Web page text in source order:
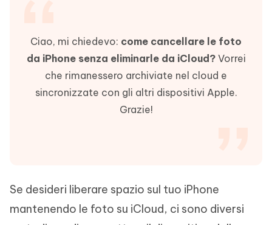
Ciao, mi chiedevo: come cancellare le foto
da iPhone senza eliminarle da iCloud? Vorrei
che rimanessero archiviate nel cloud e
sincronizzate con gli altri dispositivi Apple.
Grazie!
Se desideri liberare spazio sul tuo iPhone
mantenendo le foto su iCloud, ci sono diversi